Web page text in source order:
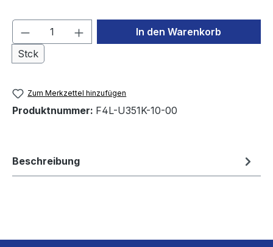
Produkt Anzahl: Gib den
Stck
In den Warenkorb
Zum Merkzettel hinzufügen
Produktnummer: F4L-U351K-10-00
Beschreibung